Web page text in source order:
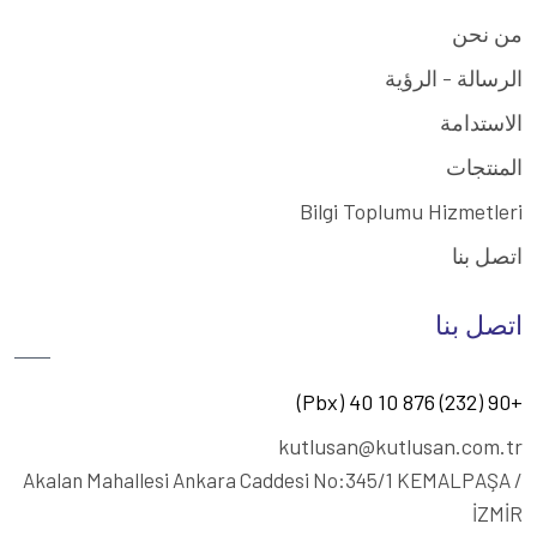
من نحن
الرسالة - الرؤية
الاستدامة
المنتجات
Bilgi Toplumu Hizmetleri
اتصل بنا
اتصل بنا
+90 (232) 876 10 40 (Pbx)
kutlusan@kutlusan.com.tr
Akalan Mahallesi Ankara Caddesi No:345/1 KEMALPAŞA /
İZMİR